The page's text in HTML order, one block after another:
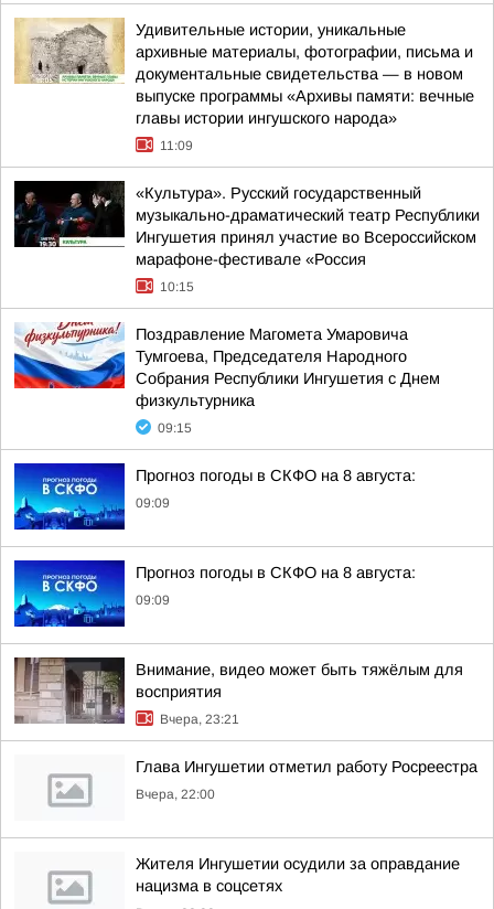
Удивительные истории, уникальные
архивные материалы, фотографии, письма и
документальные свидетельства — в новом
выпуске программы «Архивы памяти: вечные
главы истории ингушского народа»
11:09
«Культура». Русский государственный
музыкально-драматический театр Республики
Ингушетия принял участие во Всероссийском
марафоне-фестивале «Россия
10:15
Поздравление Магомета Умаровича
Тумгоева, Председателя Народного
Собрания Республики Ингушетия с Днем
физкультурника
09:15
Прогноз погоды в СКФО на 8 августа:
09:09
Прогноз погоды в СКФО на 8 августа:
09:09
Внимание, видео может быть тяжёлым для
восприятия
Вчера, 23:21
Глава Ингушетии отметил работу Росреестра
Вчера, 22:00
Жителя Ингушетии осудили за оправдание
нацизма в соцсетях